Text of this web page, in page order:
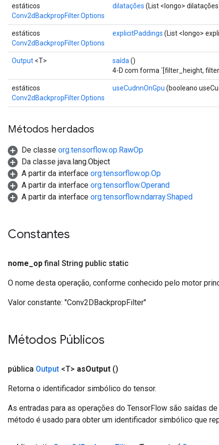
estáticos
Conv2dBackpropFilter.Options
dilatações (List <longo>
estáticos
Conv2dBackpropFilter.Options
explicitPaddings (List <longo>
Output <T> saída ()
4-D com forma `[filter_height,
estáticos
Conv2dBackpropFilter.Options
useCudnnOnGpu (booleano
Métodos herdados
De classe org.tensorflow.op.RawOp
Da classe java.lang.Object
A partir da interface org.tensorflow.op.Op
A partir da interface org.tensorflow.Operand
A partir da interface org.tensorflow.ndarray.Shaped
Constantes
nome op final String public static
O nome desta operação, conforme conhecido pelo motor
Valor constante: "Conv2DBackpropFilter"
Métodos Públicos
pública Output <T> asOutput ()
Retorna o identificador simbólico do tensor.
As entradas para as operações do TensorFlow são saídas
método é usado para obter um identificador simbólico que